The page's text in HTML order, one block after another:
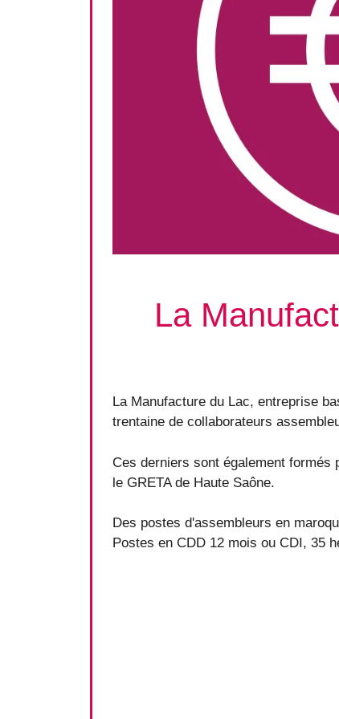
La
La Manufacture du Lac, entreprise
trentaine de collaborateurs
Ces derniers sont également formés
le GRETA de Haute Saône.
Des postes d'assembleurs en
Postes en CDD 12 mois ou CDI, 35